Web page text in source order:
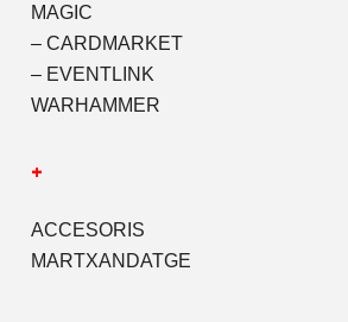
MAGIC
– CARDMARKET
– EVENTLINK
WARHAMMER
+
ACCESORIS
MARTXANDATGE